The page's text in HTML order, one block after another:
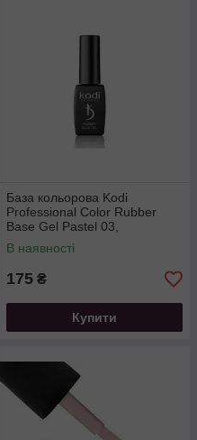
База кольорова Kodi
Professional Color Rubber
Base Gel Pastel 03,
пастельний пудрово-
рожевий, 8 мл
В наявності
175 ₴
Купити